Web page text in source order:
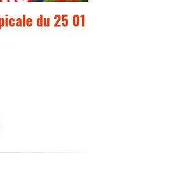
du 25 01